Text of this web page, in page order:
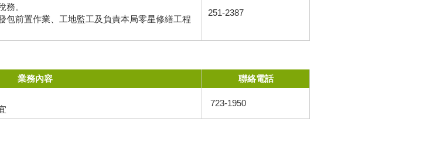
務。
包前置作業、工地監工及負責本局零星修繕工程
251-2387
業務內容
聯絡電話
723-1950